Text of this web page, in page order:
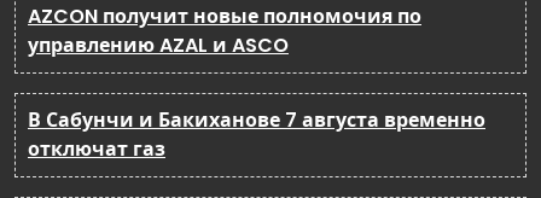
AZCON получит новые полномочия по
управлению AZAL и ASCO
В Сабунчи и Бакиханове 7 августа временно
отключат газ